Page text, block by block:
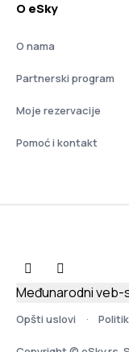
O eSky
O nama
Partnerski program
Moje rezervacije
Pomoć i kontakt
Opšti uslovi
Međunarodni veb-